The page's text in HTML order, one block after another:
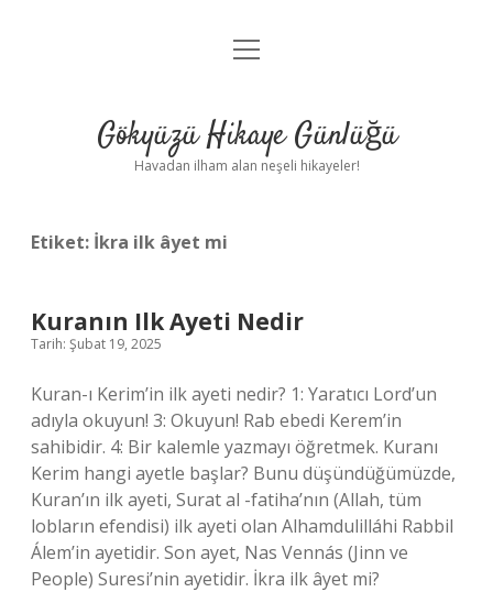
Anasayfa
Yasal Uyarı
menüyü
Gökyüzü Hikaye Günlüğü
Havadan ilham alan neşeli hikayeler!
Etiket: İkra ilk âyet mi
Kuranın Ilk Ayeti Nedir
Tarih: Şubat 19, 2025
Kuran-ı Kerim’in ilk ayeti nedir? 1: Yaratıcı Lord’un
adıyla okuyun! 3: Okuyun! Rab ebedi Kerem’in
sahibidir. 4: Bir kalemle yazmayı öğretmek. Kuranı
Kerim hangi ayetle başlar? Bunu düşündüğümüzde,
Kuran’ın ilk ayeti, Surat al -fatiha’nın (Allah, tüm
lobların efendisi) ilk ayeti olan Alhamdulilláhi Rabbil
Álem’in ayetidir. Son ayet, Nas Vennás (Jinn ve
People) Suresi’nin ayetidir. İkra ilk âyet mi?